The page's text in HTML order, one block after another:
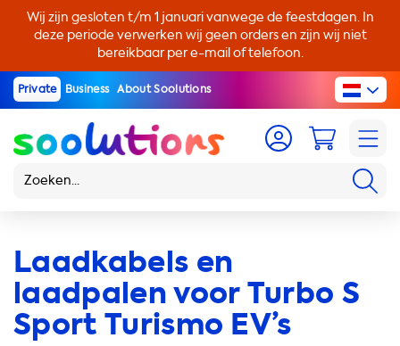
Wij zijn gesloten t/m 1 januari vanwege de feestdagen. In
deze periode verwerken wij geen orders en zijn wij niet
bereikbaar per e-mail of telefoon.
Private Business About Soolutions
Laadkabels en
laadpalen voor Turbo S
Sport Turismo EV’s